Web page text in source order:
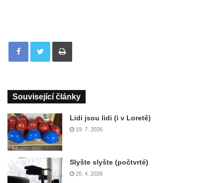
Tisknout
Související články
Lidi jsou lidi (i v Loretě)
19. 7. 2026
Slyšte slyšte (počtvrté)
20. 4. 2026